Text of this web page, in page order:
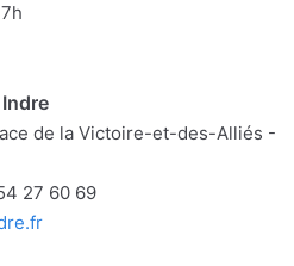
de la Victoire-et-des-Alliés -
27 60 69